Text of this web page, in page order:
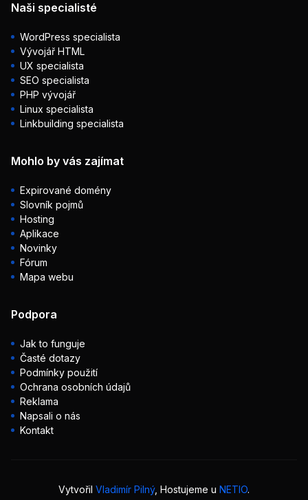
Naši specialisté
WordPress specialista
Vývojář HTML
UX specialista
SEO specialista
PHP vývojář
Linux specialista
Linkbuilding specialista
Mohlo by vás zajímat
Expirované domény
Slovník pojmů
Hosting
Aplikace
Novinky
Fórum
Mapa webu
Podpora
Jak to funguje
Časté dotazy
Podmínky použití
Ochrana osobních údajů
Reklama
Napsali o nás
Kontakt
Vytvořil Vladimír Pilný, Hostujeme u NETIO.